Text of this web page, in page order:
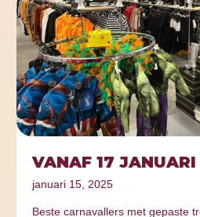
VANAF 17 JANUARI
januari 15, 2025
Beste carnavallers met gepaste